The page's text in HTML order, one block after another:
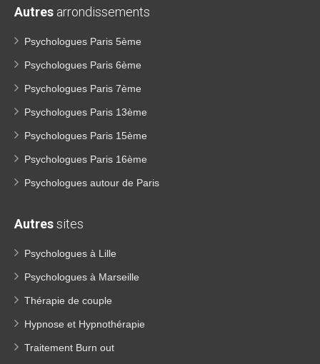
Autres arrondissements
Psychologues Paris 5ème
Psychologues Paris 6ème
Psychologues Paris 7ème
Psychologues Paris 13ème
Psychologues Paris 15ème
Psychologues Paris 16ème
Psychologues autour de Paris
Autressites
Psychologues à Lille
Psychologues à Marseille
Thérapie de couple
Hypnose et Hypnothérapie
Traitement Burn out